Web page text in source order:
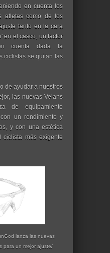
en cuenta los
atletas como de los
tanto en la cara
en el casco, un factor
cuenta dada la
ciclistas se quitan las
de ayudar a nuestros
las nuevas Velans
de equipamiento
un rendimiento y
y con una estética
más exigente
lanza las nuevas
para un mejor ajuste/